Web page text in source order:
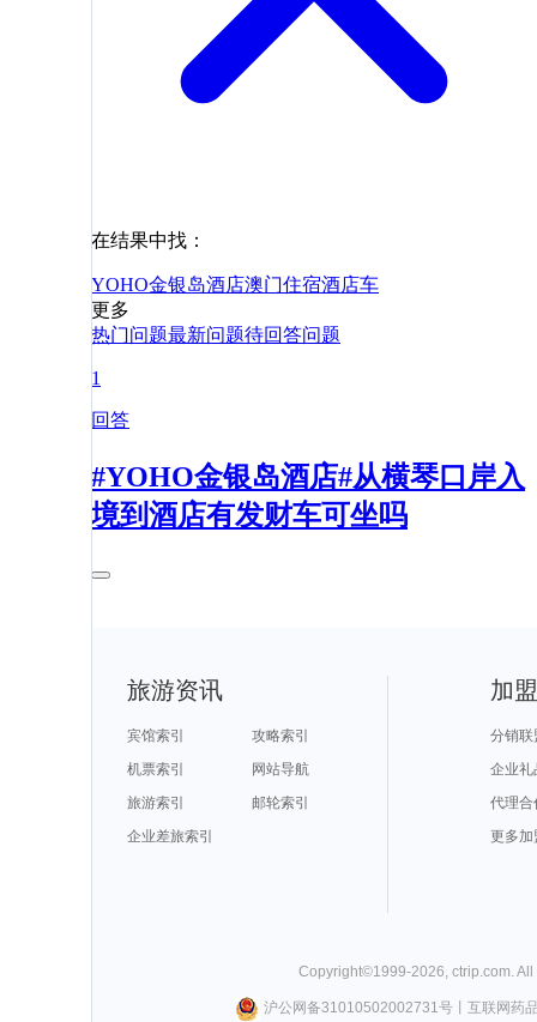
在结果中找：
YOHO金银岛酒店澳门住宿酒店车
更多
热门问题最新问题待回答问题
1
回答
#YOHO金银岛酒店#从横琴口岸入
境到酒店有发财车可坐吗
旅游资讯
宾馆索引
攻略索引
机票索引
网站导航
旅游索引
邮轮索引
企业差旅索引
加
分销联
企业礼
代理合
更多加
Copyright©1999-2026 ctrip.com .
沪公网备31010502002731号丨 互联网药